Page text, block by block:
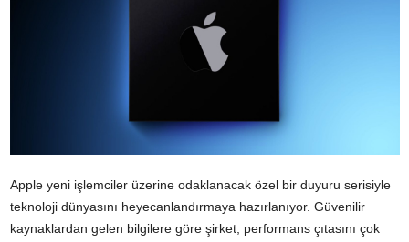
Apple yeni işlemciler üzerine odaklanacak özel bir duyuru serisiyle
teknoloji dünyasını heyecanlandırmaya hazırlanıyor. Güvenilir
kaynaklardan gelen bilgilere göre şirket, performans çıtasını çok